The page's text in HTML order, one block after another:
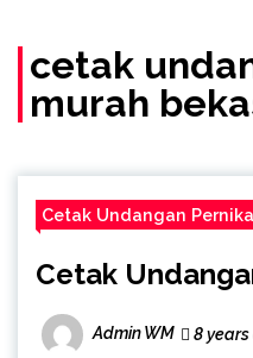
cetak
murah
Cetak Undangan
Cetak
Admin WM 8 years